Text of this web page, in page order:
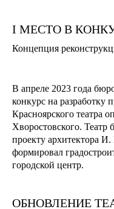
I МЕСТО В
Концепция
В апреле 2023 года
конкурс на разработку
Красноярского театра
Хворостовского. Театр
проекту архитектора
формировал
городской центр.
ОБНОВЛЕНИЕ